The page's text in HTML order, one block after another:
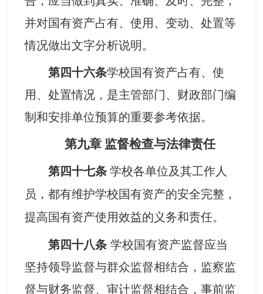
并对国有资产占有、使用、变动、处置等
情况做出文字分析说明。
第四十六条学校国有资产占有、使
用、处置情况，是主管部门、财政部门编
制和安排单位预算的重要参考依据。
第九章 监督检查与法律责任
第四十七条 学校各单位及其工作人
员，都有维护学校国有资产的安全完整，
提高国有资产使用效益的义务和责任。
第四十八条 学校国有资产监督应当
坚持领导监督与群众监督相结合，监察监
督与财务监督、审计监督相结合，事前监